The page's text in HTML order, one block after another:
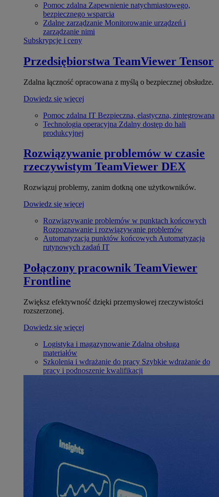
Pomoc zdalna Zapewnienie natychmiastowego,
bezpiecznego wsparcia
Zdalne zarządzanie Monitorowanie urządzeń i
zarządzanie nimi
Subskrypcje i ceny
Przedsiębiorstwa TeamViewer Tensor
Zdalna łączność opracowana z myślą o bezpiecznej obsłudze.
Dowiedz się więcej
Pomoc zdalna IT Bezpieczna, elastyczna, zintegrowana
Technologia operacyjna Zdalny dostęp do hali
produkcyjnej
Rozwiązywanie problemów w czasie
rzeczywistym TeamViewer DEX
Rozwiązuj problemy, zanim dotkną one użytkowników.
Dowiedz się więcej
Rozwiązywanie problemów w punktach końcowych
Rozpoznawanie i rozwiązywanie problemów
Automatyzacja punktów końcowych Automatyzacja
rutynowych zadań IT
Połączony pracownik TeamViewer
Frontline
Zwiększ efektywność dzięki przemysłowej rzeczywistości
rozszerzonej.
Dowiedz się więcej
Logistyka i magazynowanie Zdalna obsługa
materiałów
Szkolenia i wdrażanie do pracy Szybkie wdrażanie do
pracy i podnoszenie kwalifikacji